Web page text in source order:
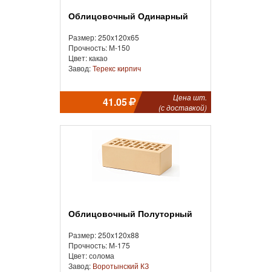
Облицовочный Одинарный
Размер: 250x120x65
Прочность: М-150
Цвет: какао
Завод:Терекс кирпич
41.05
Цена шт.
(с доставкой)
Облицовочный Полуторный
Размер: 250x120x88
Прочность: М-175
Цвет: солома
Завод: Воротынский КЗ